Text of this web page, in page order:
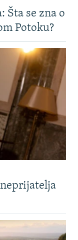
Šta se zna o
Potoku?